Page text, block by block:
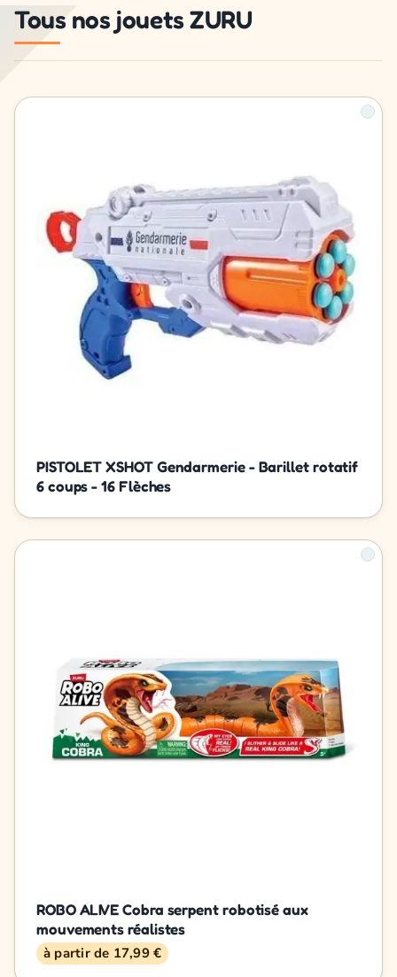
Tous nos jouets ZURU
PISTOLET XSHOT Gendarmerie - Barillet rotatif
6 coups - 16 Flèches
ROBO ALIVE Cobra serpent robotisé aux
mouvements réalistes
à partir de 17,99 €